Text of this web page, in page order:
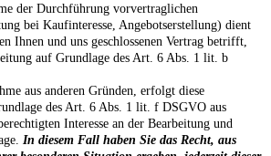
der Durchführung vorvertraglichen
bei Kaufinteresse, Angebotserstellung) dient
Ihnen und uns geschlossenen Vertrag betrifft,
auf Grundlage des Art. 6 Abs. 1 lit. b
aus anderen Gründen, erfolgt diese
des Art. 6 Abs. 1 lit. f DSGVO aus
Interesse an der Bearbeitung und
In diesem Fall haben Sie das Recht, aus